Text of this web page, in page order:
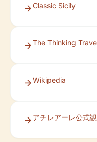
Classic Sicily
The Thinking
Wikipedia
アチレアーレ公式